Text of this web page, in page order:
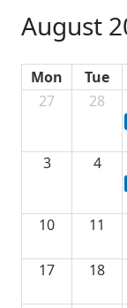
August
Mon Tue
27
28
3 4
10 11
17 18